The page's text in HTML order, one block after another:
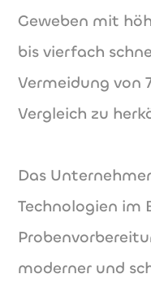
Geweben mit
bis vierfach
Vermeidung von
Vergleich zu
Das
Technologien im
moderner und